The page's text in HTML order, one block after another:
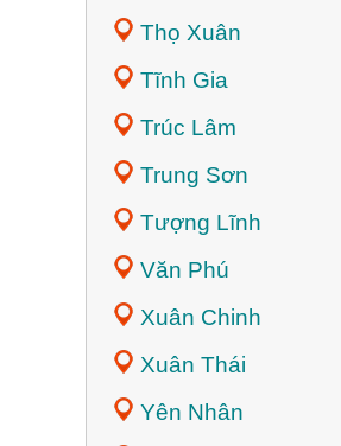
Thọ Xuân
Tĩnh Gia
Trúc Lâm
Trung Sơn
Tượng Lĩnh
Văn Phú
Xuân Chinh
Xuân Thái
Yên Nhân